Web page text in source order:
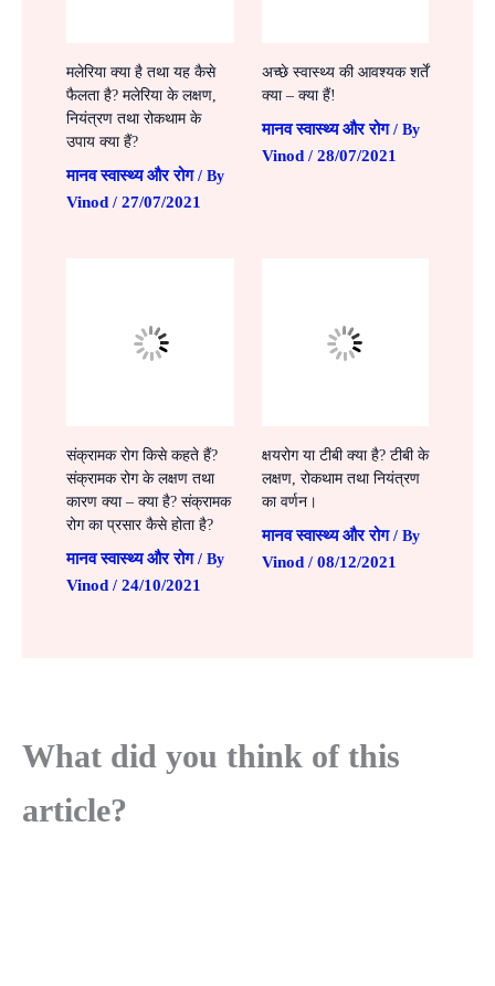
मलेरिया क्या है तथा यह कैसे
फैलता है? मलेरिया के लक्षण,
नियंत्रण तथा रोकथाम के
उपाय क्या हैं?
मानव स्वास्थ्य और रोग/ By
Vinod / 27/07/2021
अच्छे स्वास्थ्य की आवश्यक शर्तें
क्या – क्या हैं!
मानव स्वास्थ्य और रोग/ By
Vinod / 28/07/2021
संक्रामक रोग किसे कहते हैं?
संक्रामक रोग के लक्षण तथा
कारण क्या – क्या है? संक्रामक
रोग का प्रसार कैसे होता है?
मानव स्वास्थ्य और रोग/ By
Vinod / 24/10/2021
क्षयरोग या टीबी क्या है? टीबी के
लक्षण, रोकथाम तथा नियंत्रण
का वर्णन।
मानव स्वास्थ्य और रोग/ By
Vinod / 08/12/2021
What did you think of this
article?